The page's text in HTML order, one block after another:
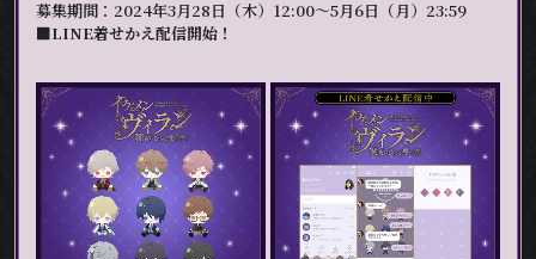
募集期間：2024年3月28日（木）12:00～5月6日（月）23:59
■LINE着せかえ配信開始！